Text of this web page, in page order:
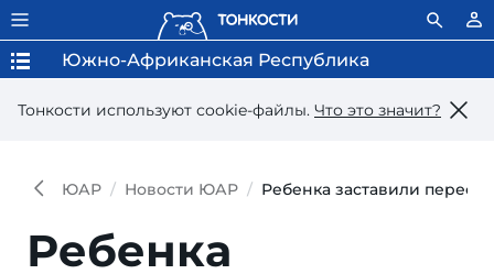
Тонкости используют сookie-файлы. Что это значит?
Южно-Африканская Республика
ЮАР Новости ЮАР Ребенка заставили
Ребенка